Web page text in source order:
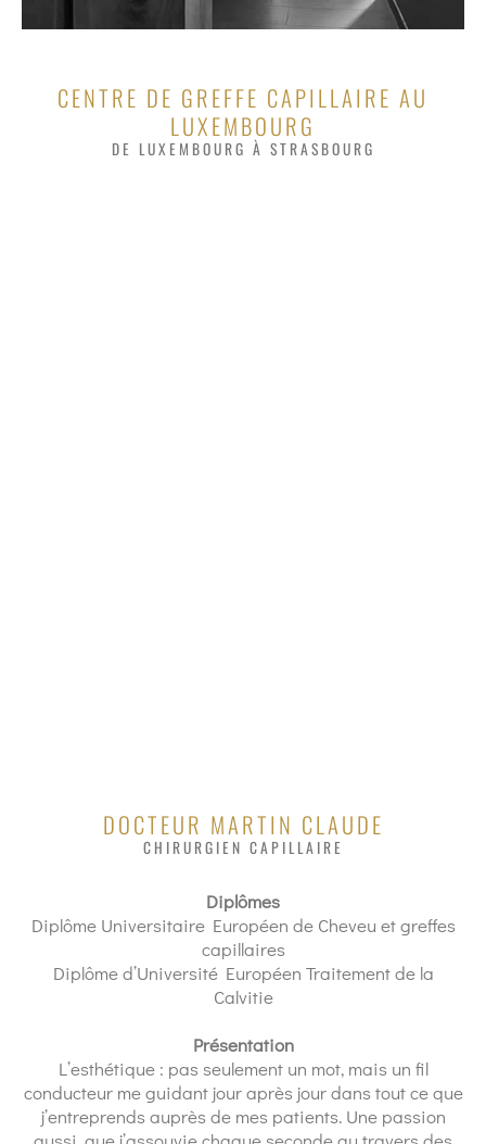
CENTRE DE GREFFE CAPILLAIRE AU
LUXEMBOURG
DE LUXEMBOURG À STRASBOURG
DOCTEUR MARTIN CLAUDE
CHIRURGIEN CAPILLAIRE
Diplômes
Diplôme Universitaire Européen de Cheveu et greffes
capillaires
Diplôme d’Université Européen Traitement de la
Calvitie
Présentation
L’esthétique : pas seulement un mot, mais un fil
conducteur me guidant jour après jour dans tout ce que
j’entreprends auprès de mes patients. Une passion